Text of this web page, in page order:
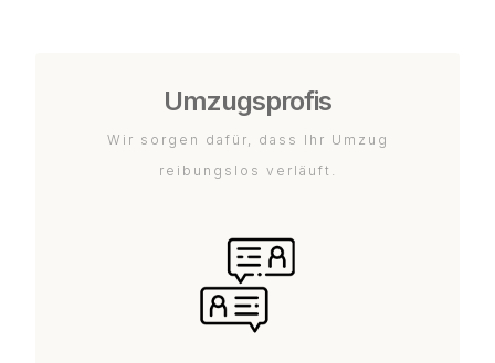
Umzugsprofis
Wir sorgen dafür, dass Ihr Umzug
reibungslos verläuft.